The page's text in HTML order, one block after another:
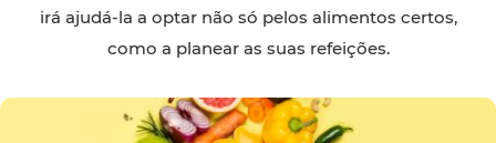
irá ajudá-la a optar não só pelos alimentos certos,
como a planear as suas refeições.